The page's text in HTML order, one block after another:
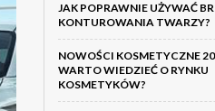
JAK POPRAWNIE UŻYWAĆ
KONTUROWANIA TWARZY?
NOWOŚCI KOSMETYCZNE
WARTO WIEDZIEĆ O RYNKU
KOSMETYKÓW?